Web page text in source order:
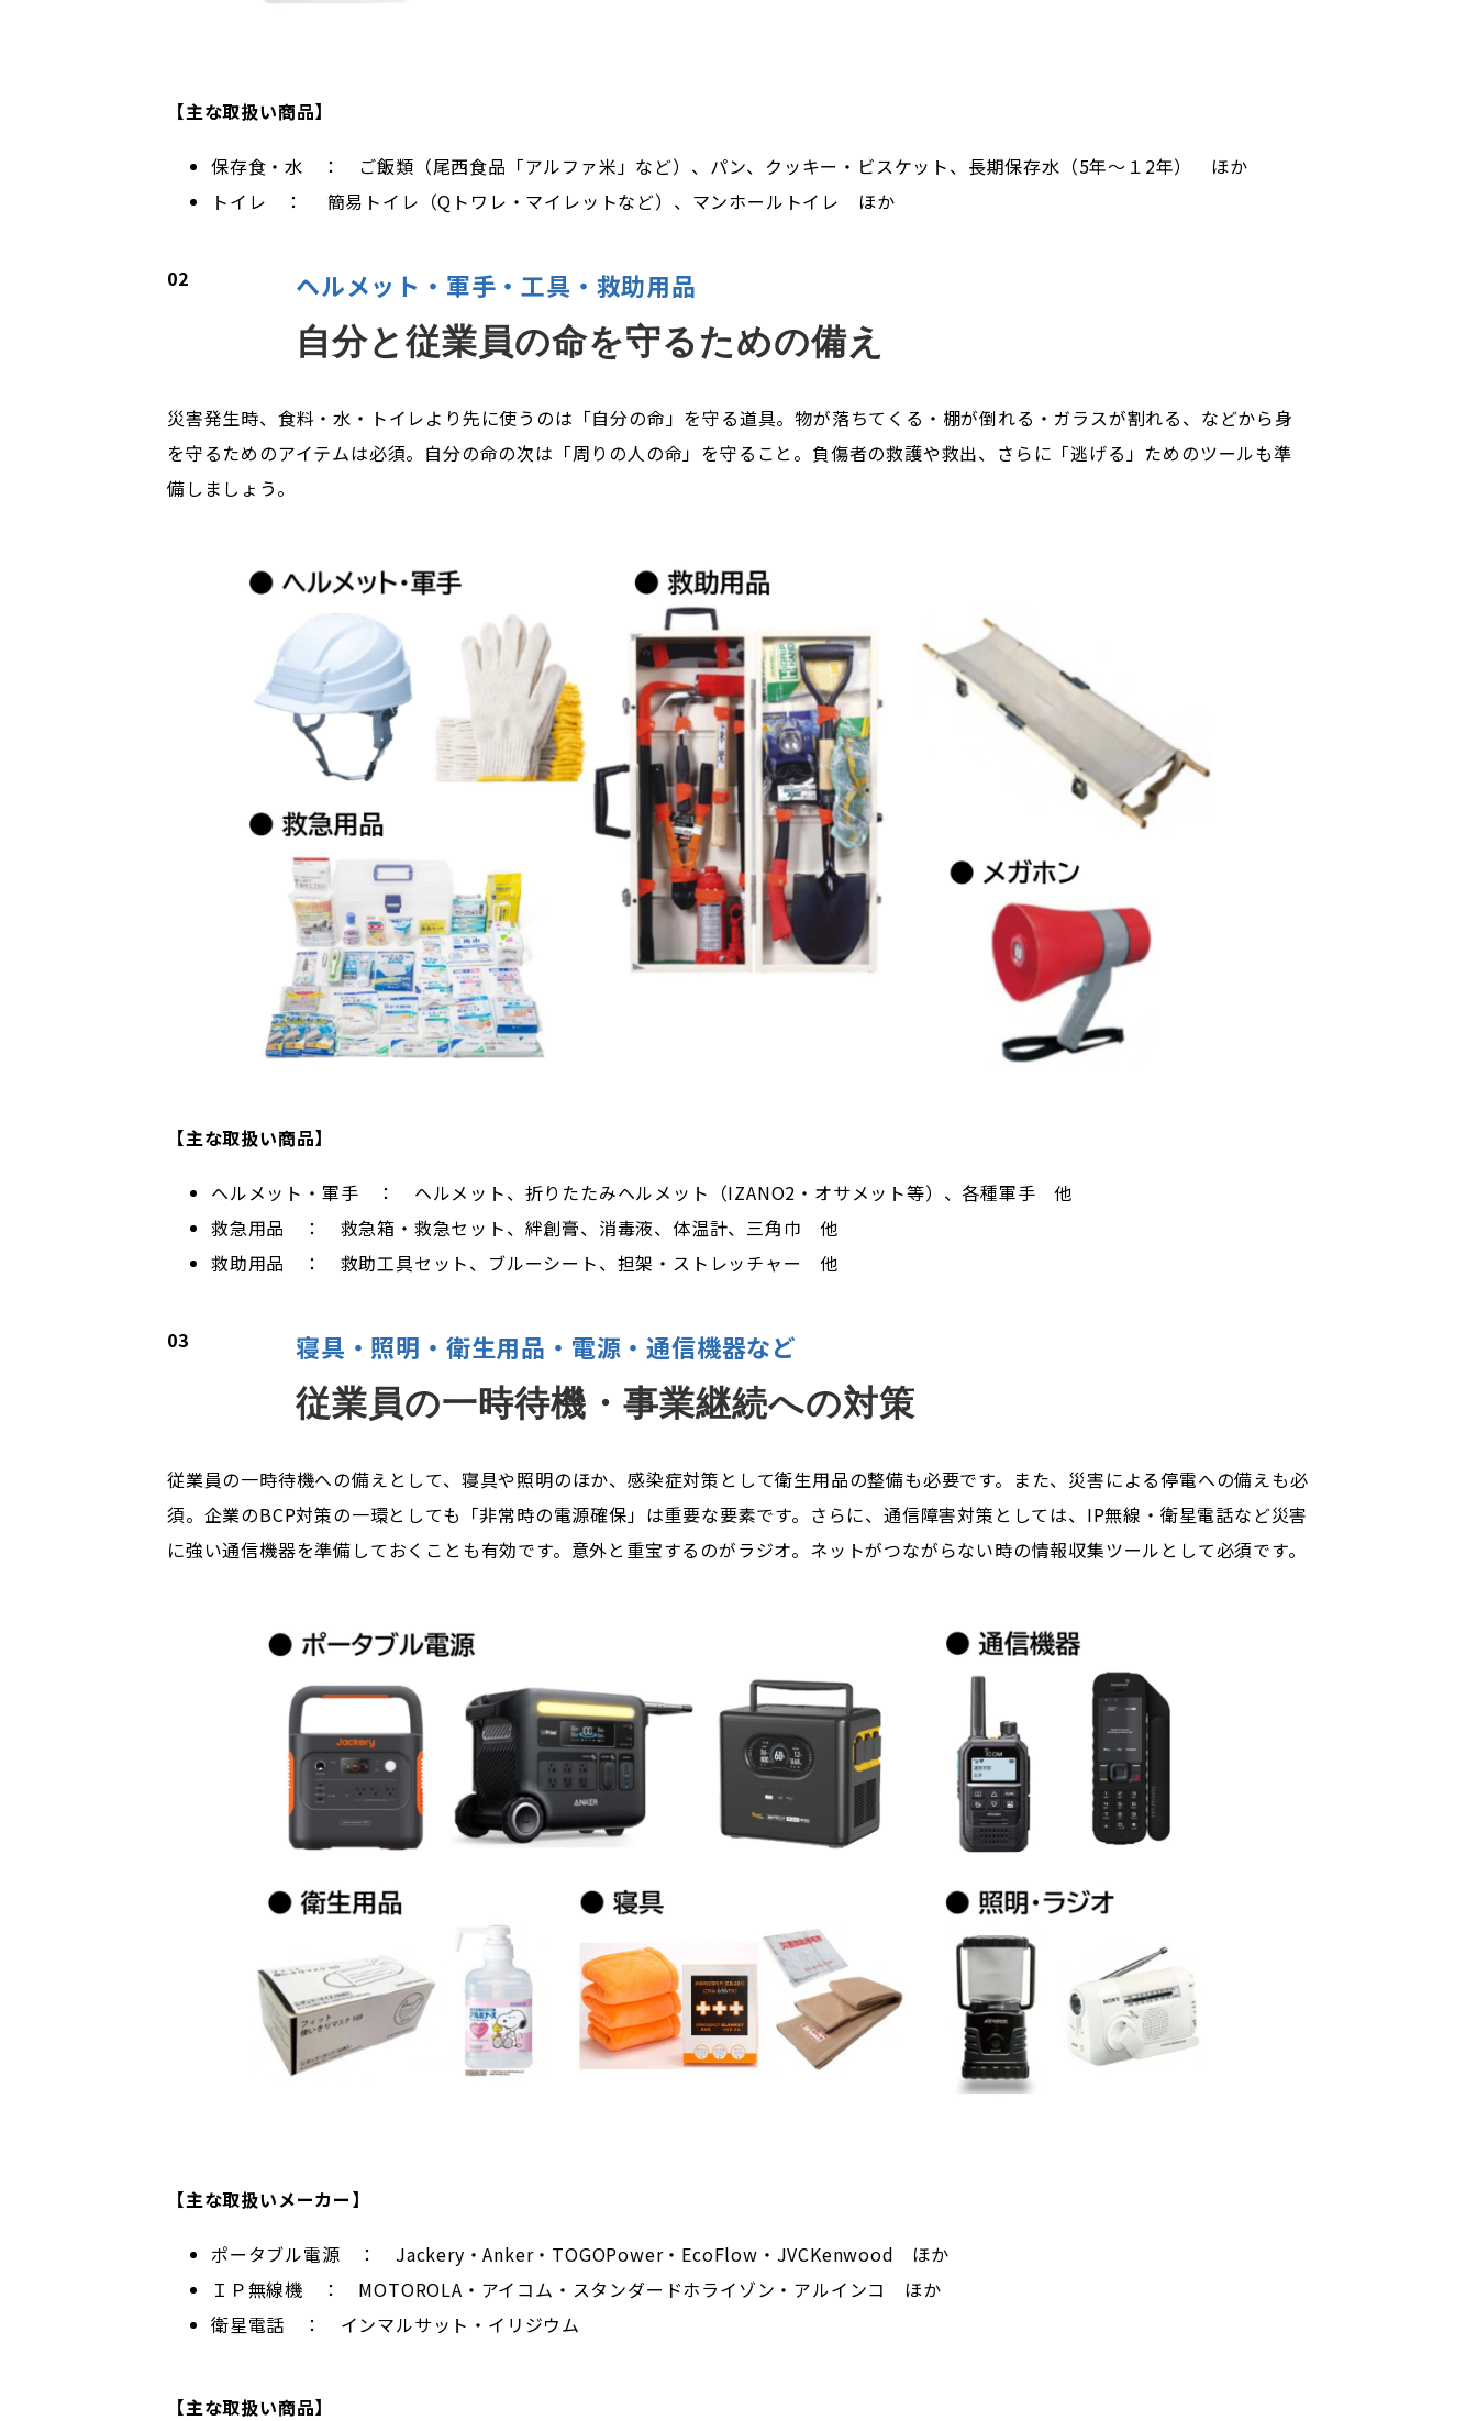
【主な取扱い商品】
保存食・水 ： ご飯類（尾西食品「アルファ米」など）、パン、クッキー・ビスケット、長期保存水（5年～１2年） ほか
トイレ ： 簡易トイレ（Qトワレ・マイレットなど）、マンホールトイレ ほか
02 ヘルメット・軍手・工具・救助用品
自分と従業員の命を守るための備え
災害発生時、食料・水・トイレより先に使うのは「自分の命」を守る道具。物が落ちてくる・棚が倒れる・ガラスが割れる、などから身
を守るためのアイテムは必須。自分の命の次は「周りの人の命」を守ること。負傷者の救護や救出、さらに「逃げる」ためのツールも準
備しましょう。
【主な取扱い商品】
ヘルメット・軍手 ： ヘルメット、折りたたみヘルメット（IZANO2・オサメット等）、各種軍手 他
救急用品 ： 救急箱・救急セット、絆創膏、消毒液、体温計、三角巾 他
救助用品 ： 救助工具セット、ブルーシート、担架・ストレッチャー 他
03 寝具・照明・衛生用品・電源・通信機器など
従業員の一時待機・事業継続への対策
従業員の一時待機への備えとして、寝具や照明のほか、感染症対策として衛生用品の整備も必要です。また、災害による停電への備えも必
須。企業のBCP対策の一環としても「非常時の電源確保」は重要な要素です。さらに、通信障害対策としては、IP無線・衛星電話など災害
に強い通信機器を準備しておくことも有効です。意外と重宝するのがラジオ。ネットがつながらない時の情報収集ツールとして必須です。
【主な取扱いメーカー】
ポータブル電源 ： Jackery・Anker・TOGOPower・EcoFlow・JVCKenwood ほか
ＩＰ無線機 ： MOTOROLA・アイコム・スタンダードホライゾン・アルインコ ほか
衛星電話 ： インマルサット・イリジウム
【主な取扱い商品】